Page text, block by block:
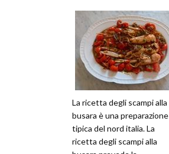
La ricetta degli scampi alla
busara è una preparazione
tipica del nord italia. La
ricetta degli scampi alla